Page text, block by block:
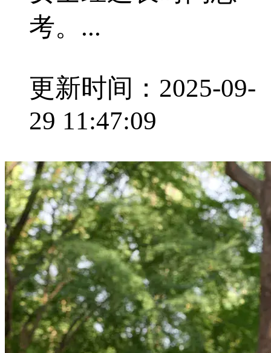
考。...
更新时间：2025-09-
29 11:47:09